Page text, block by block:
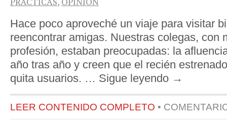
Hace poco aproveché un viaje para visitar
reencontrar amigas. Nuestras colegas, con
profesión, estaban preocupadas: la
año tras año y creen que el recién
quita usuarios. … Sigue leyendo →
LEER CONTENIDO COMPLETO •